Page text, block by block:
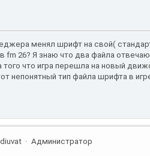
менял шрифт на свой(
fm 26? Я знаю что два файла
что игра перешла на новый
непонятный тип файла шрифта в
Администратор